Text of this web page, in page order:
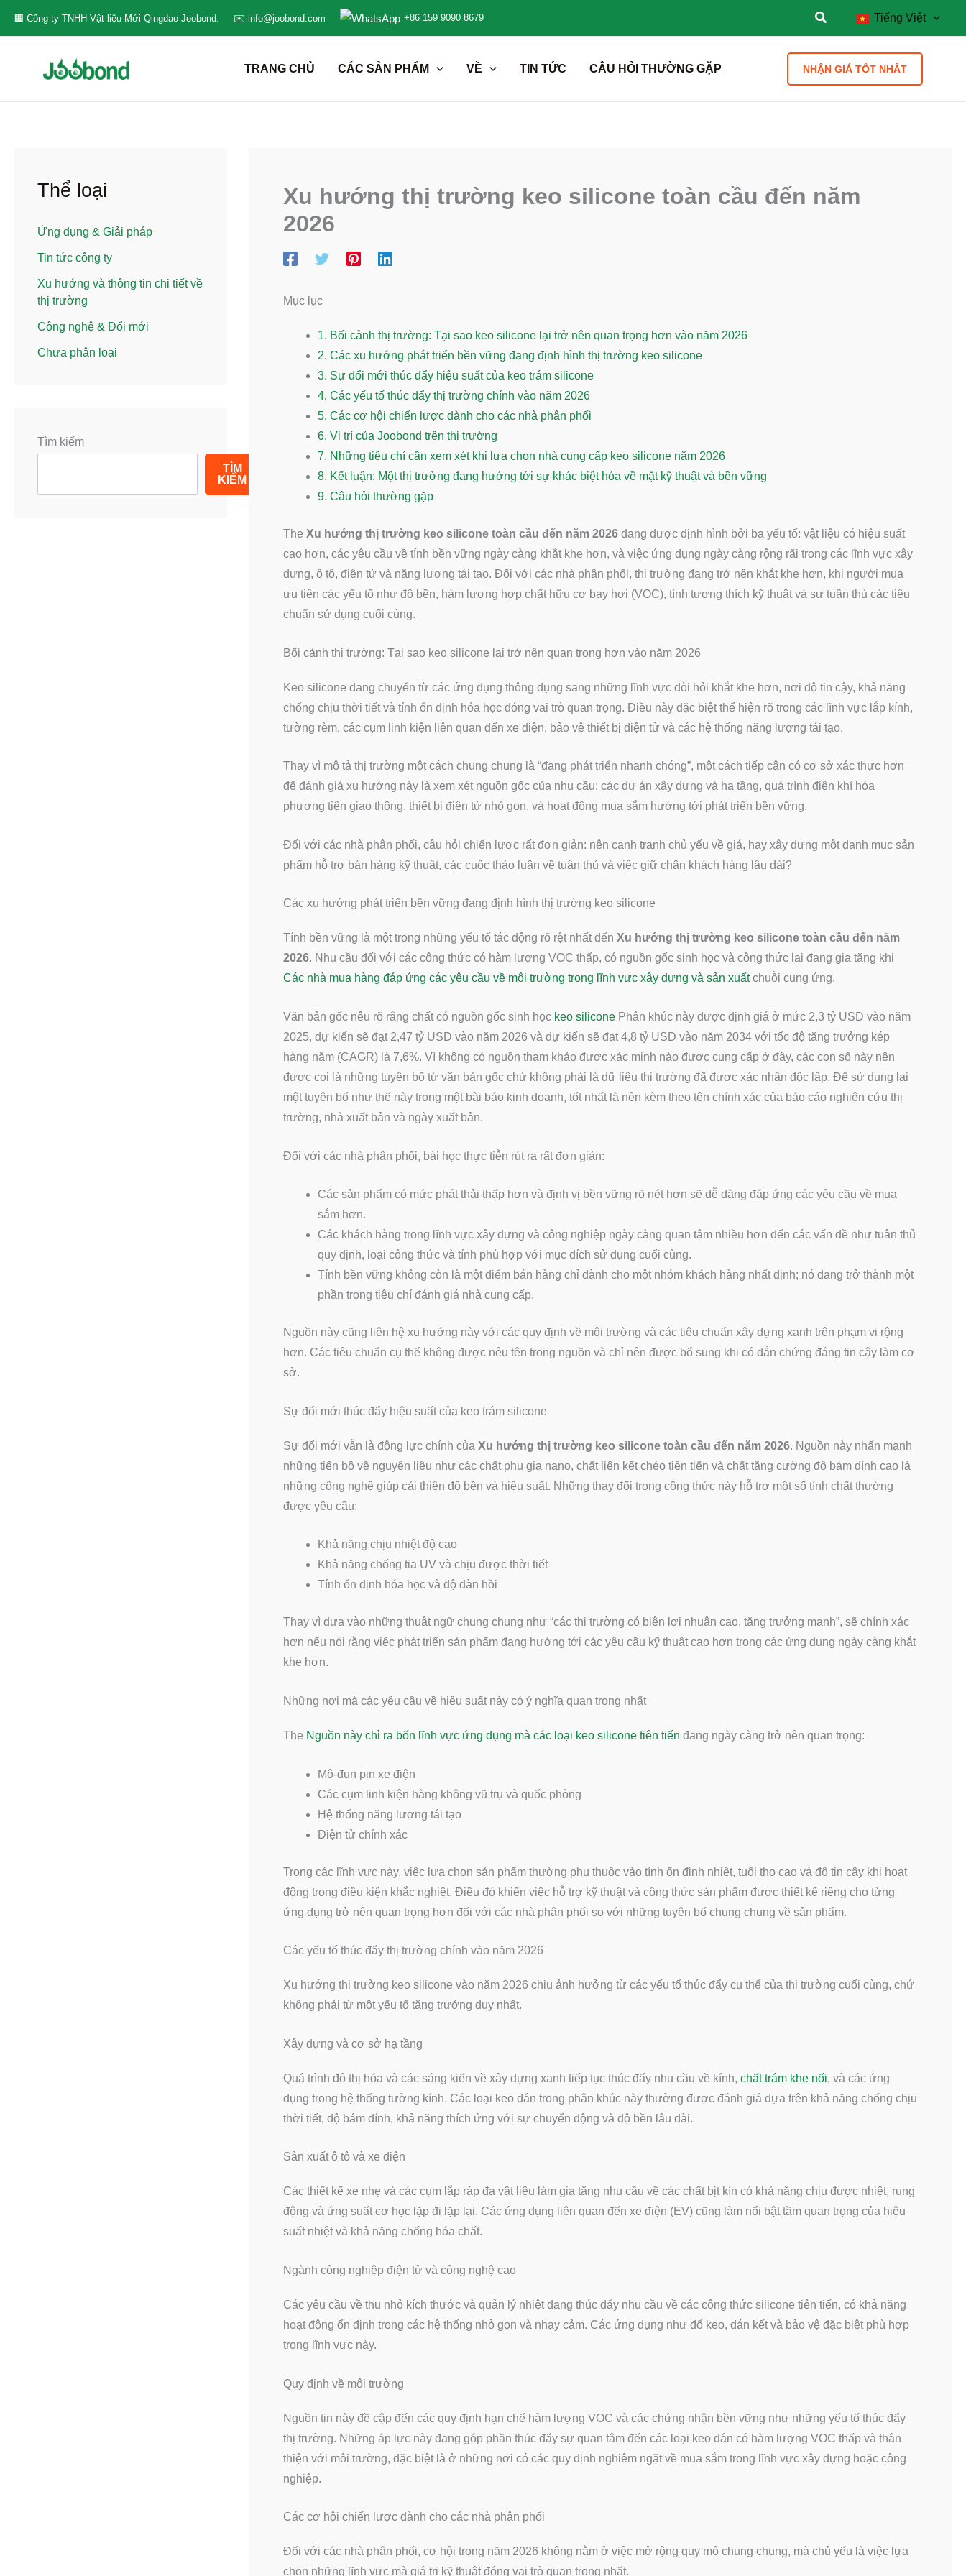
🏢 Công ty TNHH Vật liệu Mới Qingdao Joobond. ✉️ info@joobond.com +86 159 9090 8679 Tiếng Việt
TRANG CHỦ CÁC SẢN PHẨM VỀ TIN TỨC CÂU HỎI THƯỜNG GẶP NHẬN GIÁ TỐT NHẤT
Thể loại
Ứng dụng & Giải pháp
Tin tức công ty
Xu hướng và thông tin chi tiết về
thị trường
Công nghệ & Đổi mới
Chưa phân loại
Tìm kiếm
TÌM
KIẾM
Xu hướng thị trường keo silicone toàn cầu đến năm
2026
Mục lục
1. Bối cảnh thị trường: Tại sao keo silicone lại trở nên quan trọng hơn vào năm 2026
2. Các xu hướng phát triển bền vững đang định hình thị trường keo silicone
3. Sự đổi mới thúc đẩy hiệu suất của keo trám silicone
4. Các yếu tố thúc đẩy thị trường chính vào năm 2026
5. Các cơ hội chiến lược dành cho các nhà phân phối
6. Vị trí của Joobond trên thị trường
7. Những tiêu chí cần xem xét khi lựa chọn nhà cung cấp keo silicone năm 2026
8. Kết luận: Một thị trường đang hướng tới sự khác biệt hóa về mặt kỹ thuật và bền vững
9. Câu hỏi thường gặp
The Xu hướng thị trường keo silicone toàn cầu đến năm 2026 đang được định hình bởi ba yếu tố: vật liệu có hiệu suất
cao hơn, các yêu cầu về tính bền vững ngày càng khắt khe hơn, và việc ứng dụng ngày càng rộng rãi trong các lĩnh vực xây
dựng, ô tô, điện tử và năng lượng tái tạo. Đối với các nhà phân phối, thị trường đang trở nên khắt khe hơn, khi người mua
ưu tiên các yếu tố như độ bền, hàm lượng hợp chất hữu cơ bay hơi (VOC), tính tương thích kỹ thuật và sự tuân thủ các tiêu
chuẩn sử dụng cuối cùng.
Bối cảnh thị trường: Tại sao keo silicone lại trở nên quan trọng hơn vào năm 2026
Keo silicone đang chuyển từ các ứng dụng thông dụng sang những lĩnh vực đòi hỏi khắt khe hơn, nơi độ tin cậy, khả năng
chống chịu thời tiết và tính ổn định hóa học đóng vai trò quan trọng. Điều này đặc biệt thể hiện rõ trong các lĩnh vực lắp kính,
tường rèm, các cụm linh kiện liên quan đến xe điện, bảo vệ thiết bị điện tử và các hệ thống năng lượng tái tạo.
Thay vì mô tả thị trường một cách chung chung là “đang phát triển nhanh chóng”, một cách tiếp cận có cơ sở xác thực hơn
để đánh giá xu hướng này là xem xét nguồn gốc của nhu cầu: các dự án xây dựng và hạ tầng, quá trình điện khí hóa
phương tiện giao thông, thiết bị điện tử nhỏ gọn, và hoạt động mua sắm hướng tới phát triển bền vững.
Đối với các nhà phân phối, câu hỏi chiến lược rất đơn giản: nên cạnh tranh chủ yếu về giá, hay xây dựng một danh mục sản
phẩm hỗ trợ bán hàng kỹ thuật, các cuộc thảo luận về tuân thủ và việc giữ chân khách hàng lâu dài?
Các xu hướng phát triển bền vững đang định hình thị trường keo silicone
Tính bền vững là một trong những yếu tố tác động rõ rệt nhất đến Xu hướng thị trường keo silicone toàn cầu đến năm
2026. Nhu cầu đối với các công thức có hàm lượng VOC thấp, có nguồn gốc sinh học và công thức lai đang gia tăng khi
Các nhà mua hàng đáp ứng các yêu cầu về môi trường trong lĩnh vực xây dựng và sản xuấtchuỗi cung ứng.
Văn bản gốc nêu rõ rằng chất có nguồn gốc sinh học keo silicone Phân khúc này được định giá ở mức 2,3 tỷ USD vào năm
2025, dự kiến sẽ đạt 2,47 tỷ USD vào năm 2026 và dự kiến sẽ đạt 4,8 tỷ USD vào năm 2034 với tốc độ tăng trưởng kép
hàng năm (CAGR) là 7,6%. Vì không có nguồn tham khảo được xác minh nào được cung cấp ở đây, các con số này nên
được coi là những tuyên bố từ văn bản gốc chứ không phải là dữ liệu thị trường đã được xác nhận độc lập. Để sử dụng lại
một tuyên bố như thế này trong một bài báo kinh doanh, tốt nhất là nên kèm theo tên chính xác của báo cáo nghiên cứu thị
trường, nhà xuất bản và ngày xuất bản.
Đối với các nhà phân phối, bài học thực tiễn rút ra rất đơn giản:
Các sản phẩm có mức phát thải thấp hơn và định vị bền vững rõ nét hơn sẽ dễ dàng đáp ứng các yêu cầu về mua
sắm hơn.
Các khách hàng trong lĩnh vực xây dựng và công nghiệp ngày càng quan tâm nhiều hơn đến các vấn đề như tuân thủ
quy định, loại công thức và tính phù hợp với mục đích sử dụng cuối cùng.
Tính bền vững không còn là một điểm bán hàng chỉ dành cho một nhóm khách hàng nhất định; nó đang trở thành một
phần trong tiêu chí đánh giá nhà cung cấp.
Nguồn này cũng liên hệ xu hướng này với các quy định về môi trường và các tiêu chuẩn xây dựng xanh trên phạm vi rộng
hơn. Các tiêu chuẩn cụ thể không được nêu tên trong nguồn và chỉ nên được bổ sung khi có dẫn chứng đáng tin cậy làm cơ
sở.
Sự đổi mới thúc đẩy hiệu suất của keo trám silicone
Sự đổi mới vẫn là động lực chính của Xu hướng thị trường keo silicone toàn cầu đến năm 2026. Nguồn này nhấn mạnh
những tiến bộ về nguyên liệu như các chất phụ gia nano, chất liên kết chéo tiên tiến và chất tăng cường độ bám dính cao là
những công nghệ giúp cải thiện độ bền và hiệu suất. Những thay đổi trong công thức này hỗ trợ một số tính chất thường
được yêu cầu:
Khả năng chịu nhiệt độ cao
Khả năng chống tia UV và chịu được thời tiết
Tính ổn định hóa học và độ đàn hồi
Thay vì dựa vào những thuật ngữ chung chung như “các thị trường có biên lợi nhuận cao, tăng trưởng mạnh”, sẽ chính xác
hơn nếu nói rằng việc phát triển sản phẩm đang hướng tới các yêu cầu kỹ thuật cao hơn trong các ứng dụng ngày càng khắt
khe hơn.
Những nơi mà các yêu cầu về hiệu suất này có ý nghĩa quan trọng nhất
The Nguồn này chỉ ra bốn lĩnh vực ứng dụng mà các loại keo silicone tiên tiến đang ngày càng trở nên quan trọng:
Mô-đun pin xe điện
Các cụm linh kiện hàng không vũ trụ và quốc phòng
Hệ thống năng lượng tái tạo
Điện tử chính xác
Trong các lĩnh vực này, việc lựa chọn sản phẩm thường phụ thuộc vào tính ổn định nhiệt, tuổi thọ cao và độ tin cậy khi hoạt
động trong điều kiện khắc nghiệt. Điều đó khiến việc hỗ trợ kỹ thuật và công thức sản phẩm được thiết kế riêng cho từng
ứng dụng trở nên quan trọng hơn đối với các nhà phân phối so với những tuyên bố chung chung về sản phẩm.
Các yếu tố thúc đẩy thị trường chính vào năm 2026
Xu hướng thị trường keo silicone vào năm 2026 chịu ảnh hưởng từ các yếu tố thúc đẩy cụ thể của thị trường cuối cùng, chứ
không phải từ một yếu tố tăng trưởng duy nhất.
Xây dựng và cơ sở hạ tầng
Quá trình đô thị hóa và các sáng kiến về xây dựng xanh tiếp tục thúc đẩy nhu cầu về kính, chất trám khe nối, và các ứng
dụng trong hệ thống tường kính. Các loại keo dán trong phân khúc này thường được đánh giá dựa trên khả năng chống chịu
thời tiết, độ bám dính, khả năng thích ứng với sự chuyển động và độ bền lâu dài.
Sản xuất ô tô và xe điện
Các thiết kế xe nhẹ và các cụm lắp ráp đa vật liệu làm gia tăng nhu cầu về các chất bịt kín có khả năng chịu được nhiệt, rung
động và ứng suất cơ học lặp đi lặp lại. Các ứng dụng liên quan đến xe điện (EV) cũng làm nổi bật tầm quan trọng của hiệu
suất nhiệt và khả năng chống hóa chất.
Ngành công nghiệp điện tử và công nghệ cao
Các yêu cầu về thu nhỏ kích thước và quản lý nhiệt đang thúc đẩy nhu cầu về các công thức silicone tiên tiến, có khả năng
hoạt động ổn định trong các hệ thống nhỏ gọn và nhạy cảm. Các ứng dụng như đổ keo, dán kết và bảo vệ đặc biệt phù hợp
trong lĩnh vực này.
Quy định về môi trường
Nguồn tin này đề cập đến các quy định hạn chế hàm lượng VOC và các chứng nhận bền vững như những yếu tố thúc đẩy
thị trường. Những áp lực này đang góp phần thúc đẩy sự quan tâm đến các loại keo dán có hàm lượng VOC thấp và thân
thiện với môi trường, đặc biệt là ở những nơi có các quy định nghiêm ngặt về mua sắm trong lĩnh vực xây dựng hoặc công
nghiệp.
Các cơ hội chiến lược dành cho các nhà phân phối
Đối với các nhà phân phối, cơ hội trong năm 2026 không nằm ở việc mở rộng quy mô chung chung, mà chủ yếu là việc lựa
chọn những lĩnh vực mà giá trị kỹ thuật đóng vai trò quan trọng nhất.